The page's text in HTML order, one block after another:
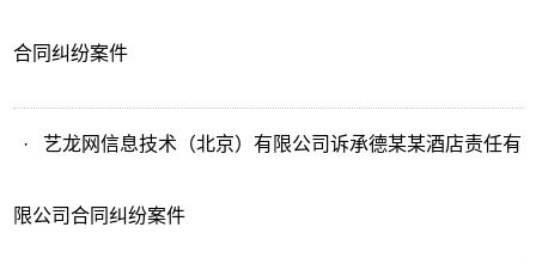
合同纠纷案件
· 艺龙网信息技术（北京）有限公司诉承德某某酒店责任有
限公司合同纠纷案件